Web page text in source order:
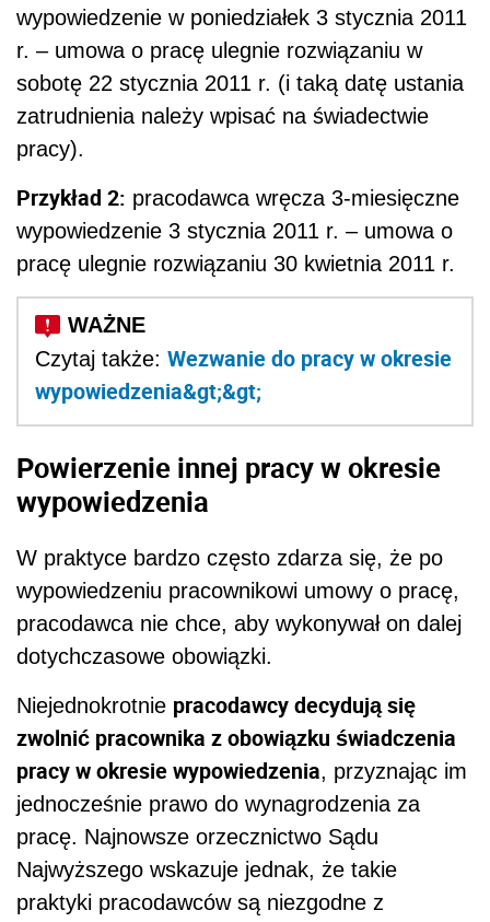
wypowiedzenie w poniedziałek 3 stycznia 2011
r. – umowa o pracę ulegnie rozwiązaniu w
sobotę 22 stycznia 2011 r. (i taką datę ustania
zatrudnienia należy wpisać na świadectwie
pracy).
Przykład 2: pracodawca wręcza 3-miesięczne
wypowiedzenie 3 stycznia 2011 r. – umowa o
pracę ulegnie rozwiązaniu 30 kwietnia 2011 r.
Czytaj także: Wezwanie do pracy w okresie
wypowiedzenia&gt;&gt;
Powierzenie innej pracy w okresie
wypowiedzenia
W praktyce bardzo często zdarza się, że po
wypowiedzeniu pracownikowi umowy o pracę,
pracodawca nie chce, aby wykonywał on dalej
dotychczasowe obowiązki.
Niejednokrotnie pracodawcy decydują się
zwolnić pracownika z obowiązku świadczenia
pracy w okresie wypowiedzenia, przyznając im
jednocześnie prawo do wynagrodzenia za
pracę. Najnowsze orzecznictwo Sądu
Najwyższego wskazuje jednak, że takie
praktyki pracodawców są niezgodne z